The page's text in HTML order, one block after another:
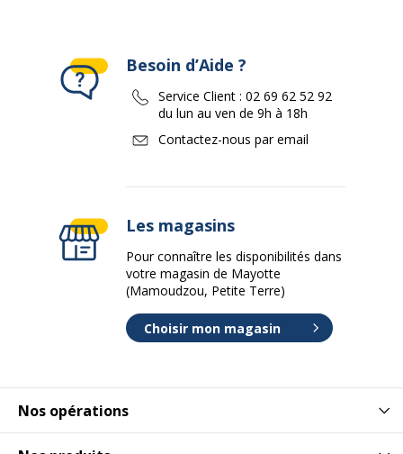
Nos opérations
Besoin d’Aide ?
Service Client : 02 69 62 52 92
du lun au ven de 9h à 18h
Contactez-nous par email
Les magasins
Pour connaître les disponibilités dans
votre magasin de Mayotte
(Mamoudzou, Petite Terre)
Choisir mon magasin